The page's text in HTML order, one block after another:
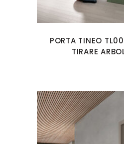
PORTA TINEO
TIRARE